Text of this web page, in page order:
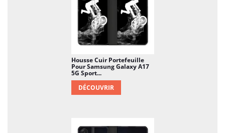
Housse Cuir Portefeuille
Pour Samsung Galaxy A17
5G Sport...
DÉCOUVRIR